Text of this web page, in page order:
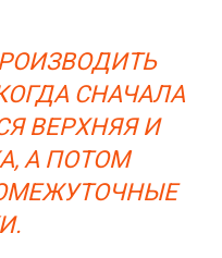
СНАЧАЛА
ВЕРХНЯЯ И
А ПОТОМ